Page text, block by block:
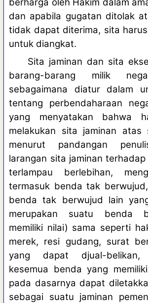
dan apabila gugatan ditolak
tidak dapat diterima, sita
untuk diangkat.
Sita jaminan dan sita
barang-barang milik
sebagaimana diatur dalam
tentang perbendaharaan
yang menyatakan bahwa
melakukan sita jaminan atas
menurut pandangan
larangan sita jaminan
terlampau berlebihan,
termasuk benda tak
benda tak berwujud lain
merupakan suatu benda
memiliki nilai) sama seperti
merek, resi gudang, surat
yang dapat djual-
kesemua benda yang
pada dasarnya dapat
sebagai suatu jaminan